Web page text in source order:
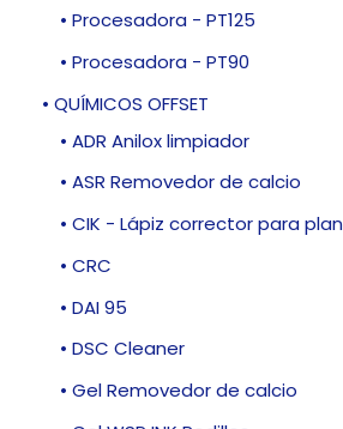
• Procesadora - PT125
• Procesadora - PT90
• QUÍMICOS OFFSET
• ADR Anilox limpiador
• ASR Removedor de calcio
• CIK - Lápiz corrector para
• CRC
• DAI 95
• DSC Cleaner
• Gel Removedor de calcio